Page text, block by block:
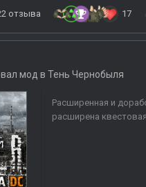
отзыва 17
мод в Тень Чернобыля
Расширенная и
расширена